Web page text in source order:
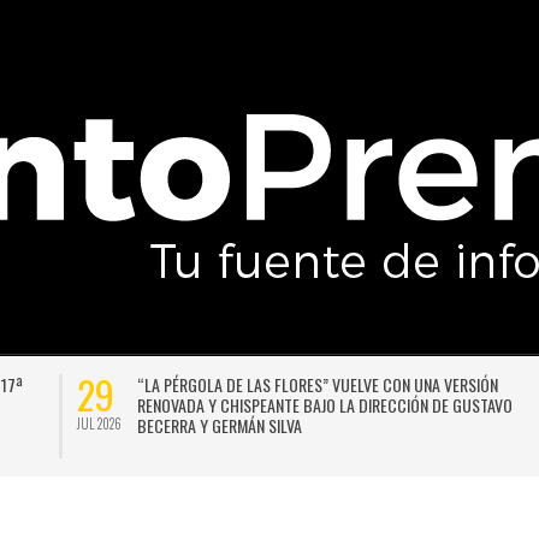
DE CHILE VENCE CON SUFRIMIENTO A AUDAX
INSTALA EN LA PELEA POR EL SEGUNDO LUGAR
27
LA LLUVIA NO DA
FRONTAL PARA